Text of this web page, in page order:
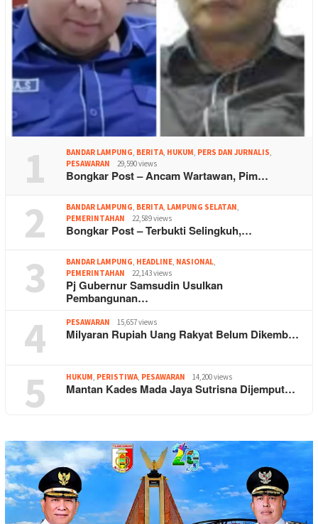
1 BANDAR LAMPUNG, BERITA, HUKUM, PERS DAN JURNALIS,
PESAWARAN
29,590 views
Bongkar Post – Ancam Wartawan, Pim…
2 BANDAR LAMPUNG, BERITA, LAMPUNG SELATAN,
PEMERINTAHAN
22,589 views
Bongkar Post – Terbukti Selingkuh,…
3 BANDAR LAMPUNG, HEADLINE, NASIONAL,
PEMERINTAHAN
22,143 views
Pj Gubernur Samsudin Usulkan
Pembangunan…
4 PESAWARAN 15,657 views
Milyaran Rupiah Uang Rakyat Belum Dikemb…
5 HUKUM, PERISTIWA, PESAWARAN 14,200 views
Mantan Kades Mada Jaya Sutrisna Dijemput…